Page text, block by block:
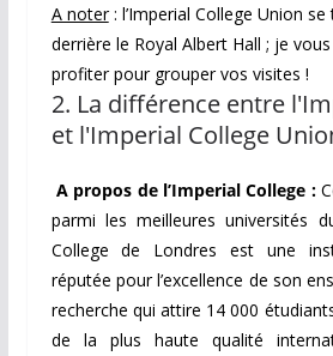
A noter: l’Imperial College Union
derrière le Royal Albert Hall ; je
profiter pour grouper vos visites !
2. La différence entre
et l'Imperial College
A propos de l’Imperial College :
parmi les meilleures universités
College de Londres est une
réputée pour l’excellence de son
recherche qui attire 14 000
de la plus haute qualité